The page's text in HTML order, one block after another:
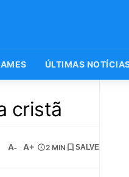
ÚLTIMAS
cristã
A- A+ 2 MIN SALVE